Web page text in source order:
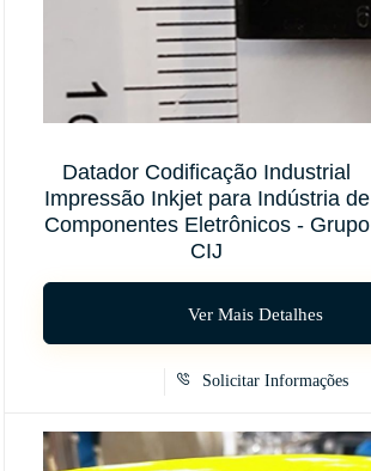
Datador Codificação Industrial
Impressão Inkjet para Indústria de
Componentes Eletrônicos - Grupo
CIJ
Ver Mais Detalhes
Solicitar Informações